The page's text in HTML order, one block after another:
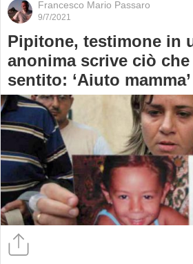
Francesco Mario Passaro
9/7/2021
Pipitone, testimone in
anonima scrive ciò che
sentito: ‘Aiuto mamma’